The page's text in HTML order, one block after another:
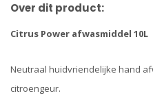
Over dit product:
Citrus Power afwasmiddel 10L
Neutraal huidvriendelijke hand
citroengeur.